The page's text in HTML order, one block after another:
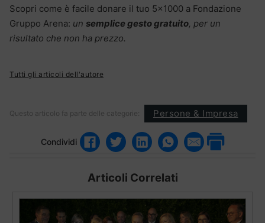
Scopri come è facile donare il tuo 5×1000 a Fondazione
Gruppo Arena: un semplice gesto gratuito, per un
risultato che non ha prezzo.
Tutti gli articoli dell'autore
Questo articolo fa parte delle categorie: Persone & Impresa
Condividi
Articoli Correlati